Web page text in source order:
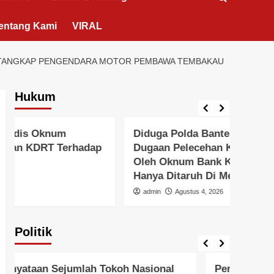
Kami VIRAL
PENGENDARA MOTOR PEMBAWA TEMBAKAU
Hukum
Berita Polisi
Diduga Polda Banten Tutup Mata,
Dugaan Pelecehan Kekerasan Seksual
Oleh Oknum Bank Keliling Di Tangerang
Hanya Ditaruh Di Meja Polisi !!!
Politik
Pemerintah
Pernyataan Ketua Umum PGLII Atas